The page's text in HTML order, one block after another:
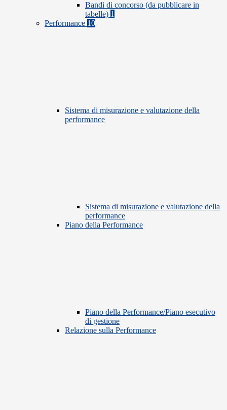
Bandi di concorso (da pubblicare in
tabelle) 1
Performance 10
Sistema di misurazione e valutazione della
performance
Sistema di misurazione e valutazione della
performance
Piano della Performance
Piano della Performance/Piano esecutivo
di gestione
Relazione sulla Performance